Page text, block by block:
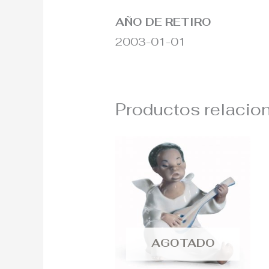
AÑO DE RETIRO
2003-01-01
Productos
AGOTADO